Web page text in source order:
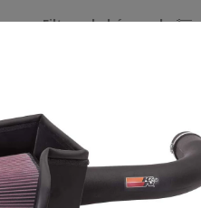
Filtros de búsqueda